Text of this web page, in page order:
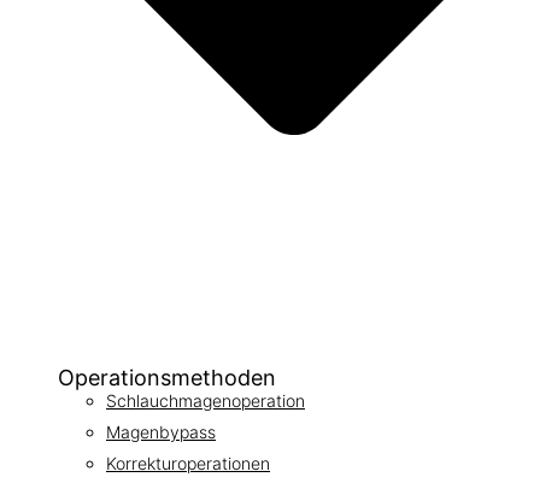
Operationsmethoden
Schlauchmagenoperation
Magenbypass
Korrekturoperationen